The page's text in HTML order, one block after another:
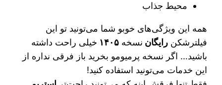
محیط جذاب
همه این ویژگی‌های خوبو شما می‌تونید تو این
فیلترشکنرایگان نسخه۱۴۰۵ خیلی راحت داشته
باشید… اگر نسخه پرمیومو بخرید باز فرقی نداره از
این خدمات می‌تونید استفاده کنید!